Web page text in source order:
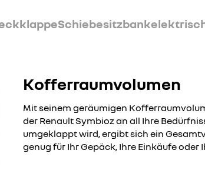
Schiebesitzbank
Kofferraumvolumen
Mit seinem geräumigen
der Renault Symbioz an all Ihre
umgeklappt wird, ergibt sich ein
genug für Ihr Gepäck, Ihre Einkäufe oder